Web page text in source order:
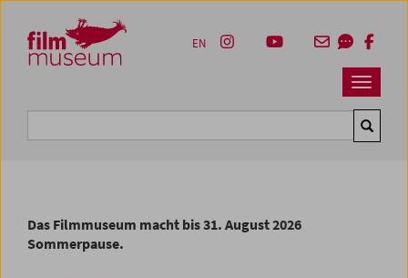
Zum Inhalt
Zum Hauptmenü
Zur Servicenavigation
Zum Suche
Navbar
EN
Das Filmmuseum macht bis 31. August 2026
Sommerpause.